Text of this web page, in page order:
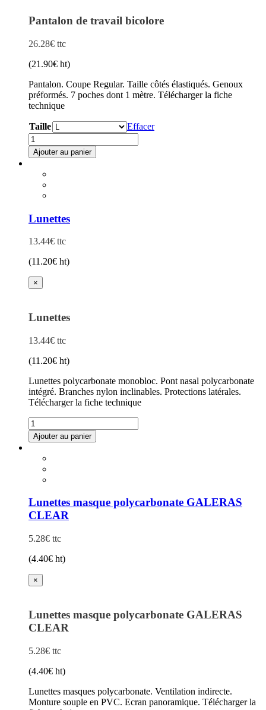
produit
Pantalon de travail bicolore
26.28€ ttc
(21.90€ ht)
Pantalon. Coupe Regular. Taille côtés élastiqués. Genoux
préformés. 7 poches dont 1 mètre. Télécharger la fiche
technique
Taille
Effacer
quantité
de
Pantalon
Ajouter au panier
Lunettes
13.44€ ttc
(11.20€ ht)
×
Lunettes
13.44€ ttc
(11.20€ ht)
Lunettes polycarbonate monobloc. Pont nasal polycarbonate
intégré. Branches nylon inclinables. Protections latérales.
Télécharger la fiche technique
quantité
de
Lunettes
Ajouter au panier
Lunettes masque polycarbonate GALERAS
CLEAR
5.28€ ttc
(4.40€ ht)
×
Lunettes masque polycarbonate GALERAS
CLEAR
5.28€ ttc
(4.40€ ht)
Lunettes masques polycarbonate. Ventilation indirecte.
Monture souple en PVC. Ecran panoramique. Télécharger la